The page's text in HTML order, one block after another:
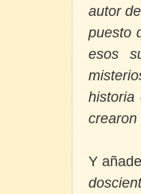
autor
puesto
esos
historia
crearon
Y